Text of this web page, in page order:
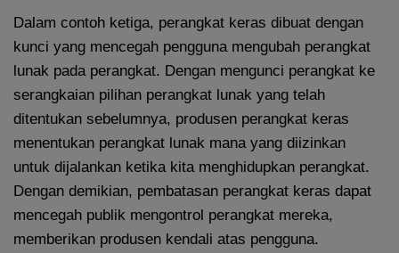
Dalam contoh ketiga, perangkat keras dibuat dengan
kunci yang mencegah pengguna mengubah perangkat
lunak pada perangkat. Dengan mengunci perangkat ke
serangkaian pilihan perangkat lunak yang telah
ditentukan sebelumnya, produsen perangkat keras
menentukan perangkat lunak mana yang diizinkan
untuk dijalankan ketika kita menghidupkan perangkat.
Dengan demikian, pembatasan perangkat keras dapat
mencegah publik mengontrol perangkat mereka,
memberikan produsen kendali atas pengguna.